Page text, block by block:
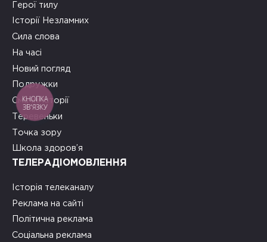
Герої тилу
Історії Незламних
Сила слова
На часі
Новий погляд
Подружки
Смачні історії
Теревеньки
Точка зору
Школа здоров’я
ТЕЛЕРАДІОМОВЛЕННЯ
Історія телеканалу
Реклама на сайті
Політична реклама
Соціальна реклама
КНОПКА
ЗВ'ЯЗКУ